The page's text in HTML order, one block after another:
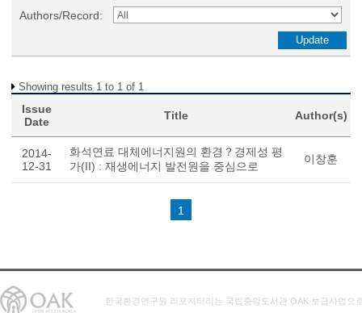
Authors/Record:
Showing results 1 to 1 of 1
Issue
Date
Title Author(s)
2014-
12-31
화석연료 대체에너지원의 환경？경제성 평
가(II) : 재생에너지 발전원을 중심으로
이창훈
1
한국환경연구원 리포지터리는 국립중앙도서관 OAK 보급사업